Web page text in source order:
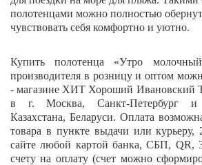
полотенцами можно полностью
чувствовать себя комфортно и уютно.
Купить полотенца «Утро молочный
производителя в розницу и оптом
- магазине ХИТ Хороший Ивановский
в г. Москва, Санкт-Петербург и
Казахстана, Беларуси. Оплата
товара в пункте выдачи или курьеру,
сайте любой картой банка, СБП, QR,
счету на оплату (счет можно